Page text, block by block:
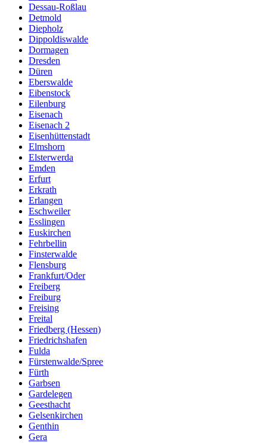
Dessau-Roßlau
Detmold
Diepholz
Dippoldiswalde
Dormagen
Dresden
Düren
Eberswalde
Eibenstock
Eilenburg
Eisenach
Eisenach 2
Eisenhüttenstadt
Elmshorn
Elsterwerda
Emden
Erfurt
Erkrath
Erlangen
Eschweiler
Esslingen
Euskirchen
Fehrbellin
Finsterwalde
Flensburg
Frankfurt/Oder
Freiberg
Freiburg
Freising
Freital
Friedberg (Hessen)
Friedrichshafen
Fulda
Fürstenwalde/Spree
Fürth
Garbsen
Gardelegen
Geesthacht
Gelsenkirchen
Genthin
Gera